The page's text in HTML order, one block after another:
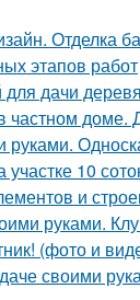
Отделка
этапов работ
для дачи
частном доме.
руками.
участке 10
и
руками.
(фото и
своими